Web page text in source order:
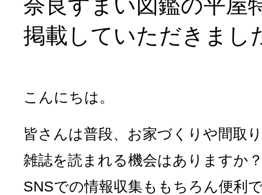
奈良すまい図鑑の平屋
掲載していただきまし
こんにちは。
皆さんは普段、お家づくりや間取
雑誌を読まれる機会はありますか
SNSでの情報収集ももちろん便利